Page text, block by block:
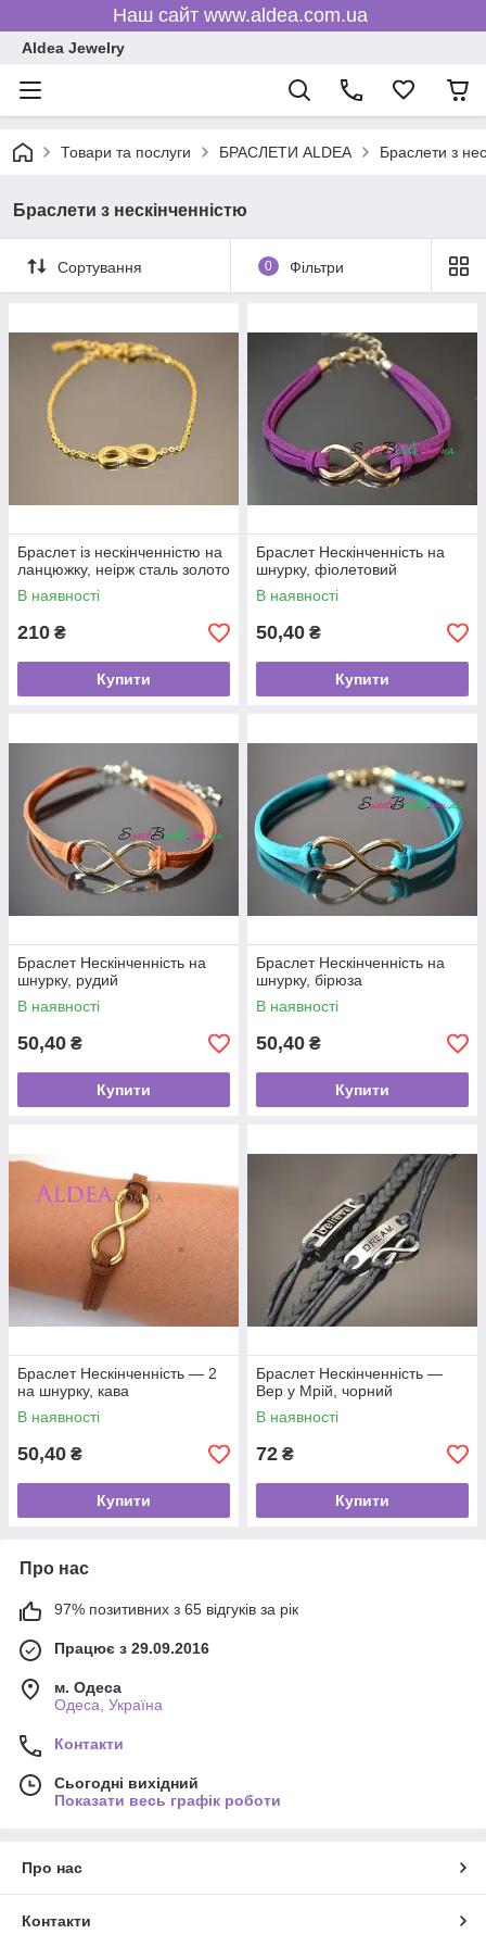
Наш сайт www.aldea.com.ua
Aldea Jewelry
Товари та послуги БРАСЛЕТИ ALDEA Браслети з
Браслети з нескінченністю
Сортування 0 Фільтри
Браслет із нескінченністю на
ланцюжку, неірж сталь золото
В наявності
210 ₴
Купити
Браслет Нескінченність на
шнурку, фіолетовий
В наявності
50,40 ₴
Купити
Браслет Нескінченність на
шнурку, рудий
В наявності
50,40 ₴
Купити
Браслет Нескінченність на
шнурку, бірюза
В наявності
50,40 ₴
Купити
Браслет Нескінченність — 2
на шнурку, кава
В наявності
50,40 ₴
Купити
Браслет Нескінченність —
Вер у Мрій, чорний
В наявності
72 ₴
Купити
Про нас
97% позитивних з 65 відгуків за рік
Працює з 29.09.2016
м. Одеса
Одеса, Україна
Контакти
Сьогодні вихідний
Показати весь графік роботи
Про нас
Контакти